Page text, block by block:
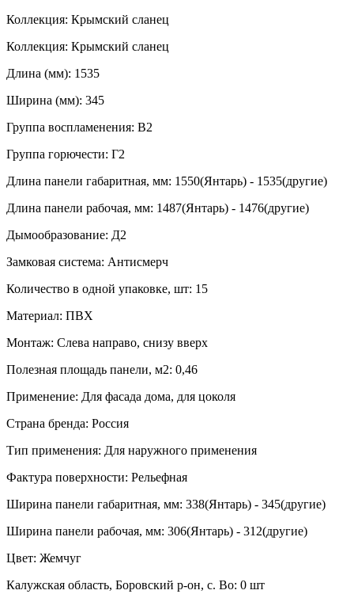
Коллекция: Крымский сланец
Коллекция: Крымский сланец
Длина (мм): 1535
Ширина (мм): 345
Группа воспламенения: В2
Группа горючести: Г2
Длина панели габаритная, мм: 1550(Янтарь) - 1535(другие)
Длина панели рабочая, мм: 1487(Янтарь) - 1476(другие)
Дымообразование: Д2
Замковая система: Антисмерч
Количество в одной упаковке, шт: 15
Материал: ПВХ
Монтаж: Слева направо, снизу вверх
Полезная площадь панели, м2: 0,46
Применение: Для фасада дома, для цоколя
Страна бренда: Россия
Тип применения: Для наружного применения
Фактура поверхности: Рельефная
Ширина панели габаритная, мм: 338(Янтарь) - 345(другие)
Ширина панели рабочая, мм: 306(Янтарь) - 312(другие)
Цвет: Жемчуг
Калужская область, Боровский р-он, с. Во: 0 шт